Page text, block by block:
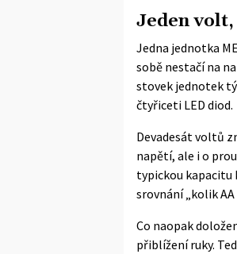
Jeden
Jedna jednotka
sobě nestačí na
stovek jednotek
čtyřiceti LED diod.
Devadesát voltů
napětí, ale i o
typickou kapacitu
srovnání „kolik
Co naopak
přiblížení ruky.